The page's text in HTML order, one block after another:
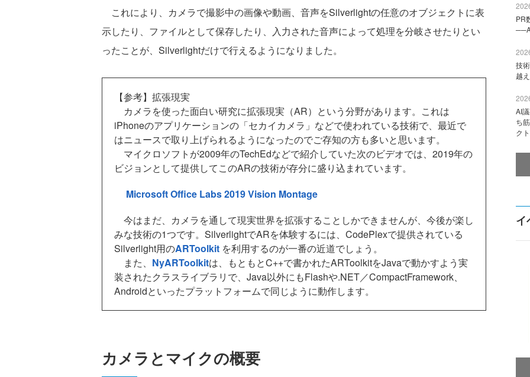
これにより、カメラで撮影中の画像や動画、音声をSilverlightの任意のオブジェクトに表
示したり、ファイルとして保存したり、入力された音声によって処理を分岐させたりとい
ったことが、Silverlightだけで行えるようになりました。
【参考】拡張現実
カメラを使った面白い研究に拡張現実（AR）という分野があります。これは
iPhoneのアプリケーションの「セカイカメラ」などで使われている技術で、最近で
はニュースで取り上げられるようになったのでご存知の方も多いと思います。
マイクロソフトが2009年のTechEdなどで紹介していた次のビデオでは、2019年の
ビジョンとして提供してこのARの技術が存分に盛り込まれています。
Microsoft Office Labs 2019 Vision Montage
今はまだ、カメラを通して現実世界を拡張することしかできませんが、今後が楽し
みな技術の1つです。SilverlightでARを体験するには、CodePlexで提供されている
Silverlight用のARToolkit を利用するのが一番の近道でしょう。
また、 NyARToolkitは、もともとC++で書かれたARToolkitをJavaで動かすよう実
装されたクラスライブラリで、Java以外にもFlashや.NET／CompactFramework、
Androidといったプラットフォームで同じように動作します。
カメラとマイクの概要
PR
技
越
AI
ち
ク
イ